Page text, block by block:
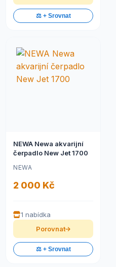
⚖️ + Srovnat
NEWA Newa akvarijní
čerpadlo New Jet 1700
NEWA
2 000 Kč
1 nabídka
Porovnat
⚖️ + Srovnat